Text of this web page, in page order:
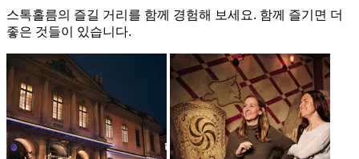
스톡홀름의 즐길 거리를 함께 경험해 보세요. 함께 즐기면 더
좋은 것들이 있습니다.